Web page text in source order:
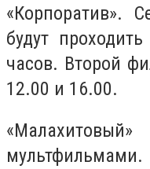
«Корпоратив».
будут
часов. Второй
12.00 и 16.00.